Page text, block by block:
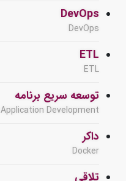
DevOps
DevOps
ETL
ETL
توسعه سریع برنامه
Application Development
داکر
Docker
تلاقی